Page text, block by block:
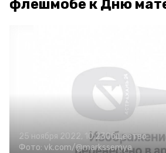
флешмобе к Дню
25 ноября 2022, 10:23Общество
Фото: vk.com/@markssemya